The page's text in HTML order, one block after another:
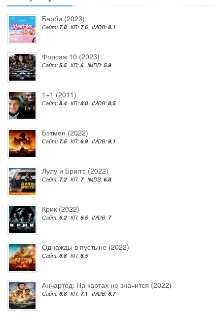
Барби (2023)
Сайт: 7.8 КП: 7.6 IMDB: 8.1
Форсаж 10 (2023)
Сайт: 5.5 КП: 6 IMDB: 5.9
1+1 (2011)
Сайт: 8.4 КП: 8.8 IMDB: 8.5
Бэтмен (2022)
Сайт: 7.5 КП: 6.9 IMDB: 9.1
Лулу и Бриггс (2022)
Сайт: 7.2 КП: 7 IMDB: 6.8
Крик (2022)
Сайт: 6.2 КП: 6.5 IMDB: 7
Однажды в пустыне (2022)
Сайт: 6.8 КП: 6.5
Анчартед: На картах не значится (2022)
Сайт: 6.8 КП: 7.1 IMDB: 6.7